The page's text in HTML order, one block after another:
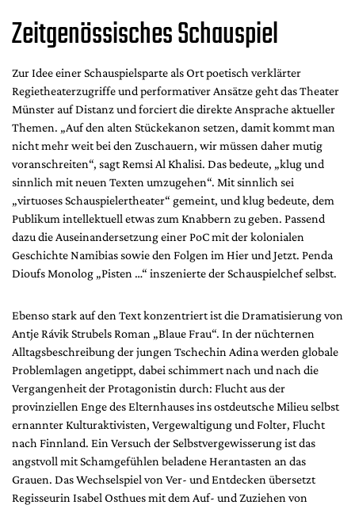
Zeitgenössisches Schauspiel
Zur Idee einer Schauspielsparte als Ort poetisch verklärter
Regietheaterzugriffe und performativer Ansätze geht das Theater
Münster auf Distanz und forciert die direkte Ansprache aktueller
Themen. „Auf den alten Stückekanon setzen, damit kommt man
nicht mehr weit bei den Zuschauern, wir müssen daher mutig
voranschreiten“, sagt Remsi Al Khalisi. Das bedeute, „klug und
sinnlich mit neuen Texten umzugehen“. Mit sinnlich sei
„virtuoses Schauspielertheater“ gemeint, und klug bedeute, dem
Publikum intellektuell etwas zum Knabbern zu geben. Passend
dazu die Auseinandersetzung einer PoC mit der kolonialen
Geschichte Namibias sowie den Folgen im Hier und Jetzt. Penda
Dioufs Monolog „Pisten …“ inszenierte der Schauspielchef selbst.
Ebenso stark auf den Text konzen­triert ist die Dramatisierung von
Antje Rávik Strubels Roman „Blaue Frau“. In der nüchternen
Alltagsbeschreibung der jungen Tschechin Adina werden globale
Problemlagen angetippt, dabei schimmert nach und nach die
Vergangenheit der Protagonistin durch: Flucht aus der
provinziellen Enge des Elternhauses ins ostdeutsche Milieu selbst
ernannter Kulturaktivisten, Vergewaltigung und Folter, Flucht
nach Finnland. Ein Versuch der Selbstvergewisserung ist das
angstvoll mit Schamgefühlen beladene Herantasten an das
Grauen. Das Wechselspiel von Ver- und Entdecken übersetzt
Regisseurin Isabel Osthues mit dem Auf- und Zuziehen von